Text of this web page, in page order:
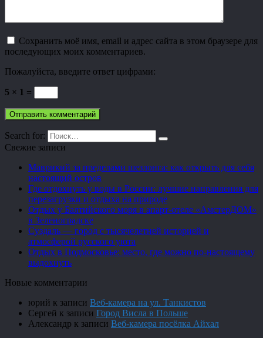
Сохранить моё имя, email и адрес сайта в этом браузере для
последующих моих комментариев.
Пожалуйста, введите ответ цифрами:
5 × 1 =
Search for:
Свежие записи
Маврикий за пределами шезлонга: как открыть для себя
настоящий остров
Где отдохнуть у воды в России: лучшие направления для
перезагрузки и отдыха на природе
Отдых у Балтийского моря в апарт-отеле «АмстерДОМ»
в Зеленоградске
Суздаль — город с тысячелетней историей и
атмосферой русского уюта
Отдых в Подмосковье: место, где можно по-настоящему
выдохнуть
Новые комментарии
юрий к записи Веб-камера на ул. Танкистов
Сергей к записи Город Висла в Польше
Александр к записи Веб-камера посёлка Айхал